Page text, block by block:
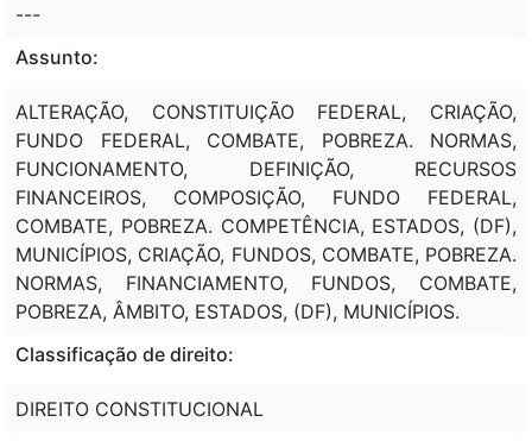
---
Assunto:
ALTERAÇÃO, CONSTITUIÇÃO FEDERAL, CRIAÇÃO,
FUNDO FEDERAL, COMBATE, POBREZA. NORMAS,
FUNCIONAMENTO, DEFINIÇÃO, RECURSOS
FINANCEIROS, COMPOSIÇÃO, FUNDO FEDERAL,
COMBATE, POBREZA. COMPETÊNCIA, ESTADOS, (DF),
MUNICÍPIOS, CRIAÇÃO, FUNDOS, COMBATE, POBREZA.
NORMAS, FINANCIAMENTO, FUNDOS, COMBATE,
POBREZA, ÂMBITO, ESTADOS, (DF), MUNICÍPIOS.
Classificação de direito:
DIREITO CONSTITUCIONAL